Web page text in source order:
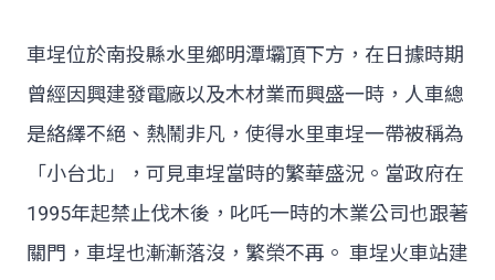
車埕位於南投縣水里鄉明潭壩頂下方，在日據時期
曾經因興建發電廠以及木材業而興盛一時，人車總
是絡繹不絕、熱鬧非凡，使得水里車埕一帶被稱為
「小台北」，可見車埕當時的繁華盛況。當政府在
1995年起禁止伐木後，叱吒一時的木業公司也跟著
關門，車埕也漸漸落沒，繁榮不再。 車埕火車站建